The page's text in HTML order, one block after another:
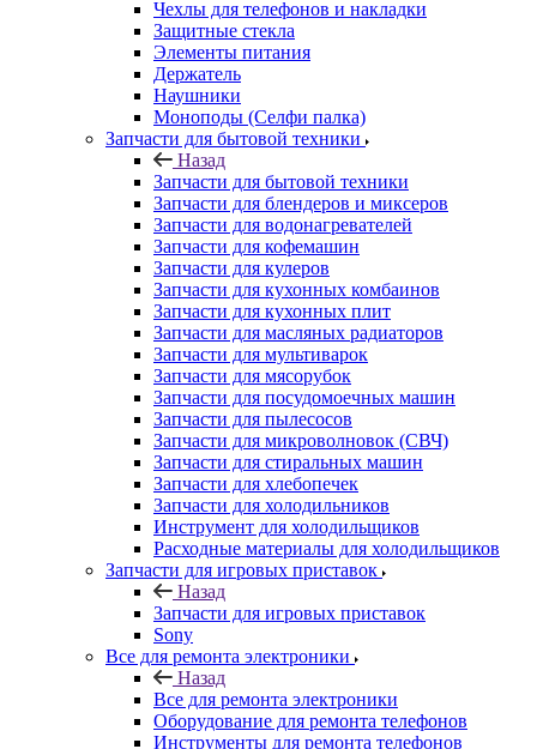
Чехлы для телефонов и накладки
Защитные стекла
Элементы питания
Держатель
Наушники
Моноподы (Селфи палка)
Запчасти для бытовой техники
Назад
Запчасти для бытовой техники
Запчасти для блендеров и миксеров
Запчасти для водонагревателей
Запчасти для кофемашин
Запчасти для кулеров
Запчасти для кухонных комбаинов
Запчасти для кухонных плит
Запчасти для масляных радиаторов
Запчасти для мультиварок
Запчасти для мясорубок
Запчасти для посудомоечных машин
Запчасти для пылесосов
Запчасти для микроволновок (СВЧ)
Запчасти для стиральных машин
Запчасти для хлебопечек
Запчасти для холодильников
Инструмент для холодильщиков
Расходные материалы для холодильщиков
Запчасти для игровых приставок
Назад
Запчасти для игровых приставок
Sony
Все для ремонта электроники
Назад
Все для ремонта электроники
Оборудование для ремонта телефонов
Инструменты для ремонта телефонов